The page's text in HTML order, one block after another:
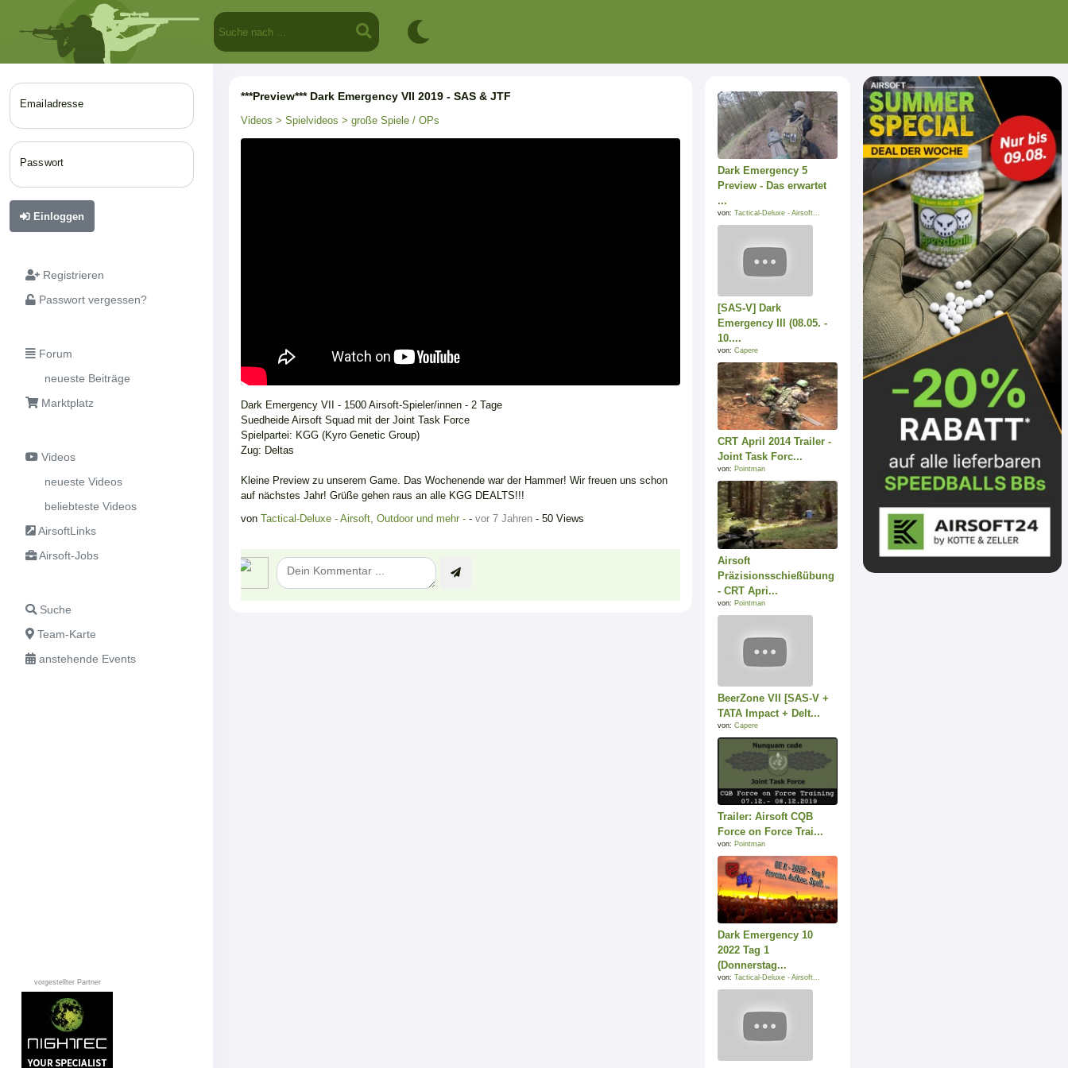
Emailadresse
Passwort
Einloggen
Registrieren
Passwort vergessen?
Forum
neueste Beiträge
Marktplatz
Videos
neueste Videos
beliebteste Videos
AirsoftLinks
Airsoft-Jobs
Suche
Team-Karte
anstehende Events
vorgestellter Partner
***Preview*** Dark Emergency VII 2019 - SAS & JTF
Videos > Spielvideos > große Spiele / OPs
Dark Emergency VII - 1500 Airsoft-Spieler/innen - 2 Tage
Suedheide Airsoft Squad mit der Joint Task Force
Spielpartei: KGG (Kyro Genetic Group)
Zug: Deltas
Kleine Preview zu unserem Game. Das Wochenende war der Hammer! Wir freuen uns schon
auf nächstes Jahr! Grüße gehen raus an alle KGG DEALTS!!!
von Tactical-Deluxe - Airsoft, Outdoor und mehr - - vor 7 Jahren - 50 Views
Dark Emergency 5
Preview - Das erwartet
...
von: Tactical-Deluxe - Airsoft...
[SAS-V] Dark
Emergency III (08.05. -
10....
von: Capere
CRT April 2014 Trailer -
Joint Task Forc...
von: Pointman
Airsoft
Präzisionsschießübung
- CRT Apri...
von: Pointman
BeerZone VII [SAS-V +
TATA Impact + Delt...
von: Capere
Trailer: Airsoft CQB
Force on Force Trai...
von: Pointman
Dark Emergency 10
2022 Tag 1
(Donnerstag...
von: Tactical-Deluxe - Airsoft...